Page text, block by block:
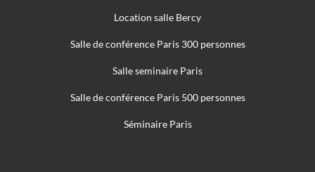
Location salle Bercy
Salle de conférence Paris 300 personnes
Salle seminaire Paris
Salle de conférence Paris 500 personnes
Séminaire Paris